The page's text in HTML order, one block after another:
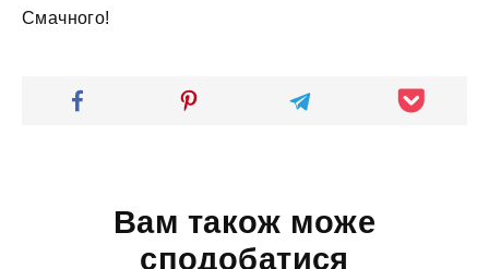
Смачного!
Вам також може
сподобатися